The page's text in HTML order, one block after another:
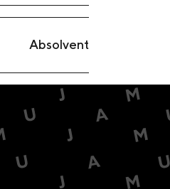
Absolvent